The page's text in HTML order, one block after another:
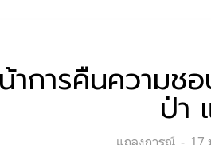
าการคืนความ
ป่า
Categories:
แถลงการณ์ 17